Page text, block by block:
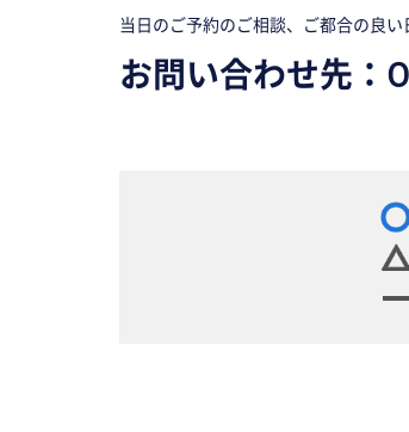
当日のご予約のご相談、ご都合の良
お問い合わせ先：